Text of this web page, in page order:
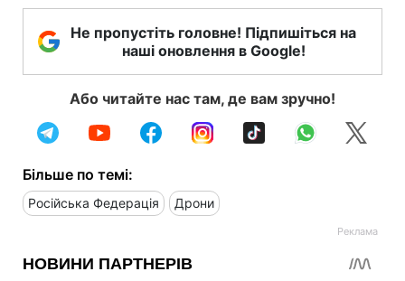
Не пропустіть головне! Підпишіться на
наші оновлення в Google!
Або читайте нас там, де вам зручно!
Більше по темі:
Російська Федерація Дрони